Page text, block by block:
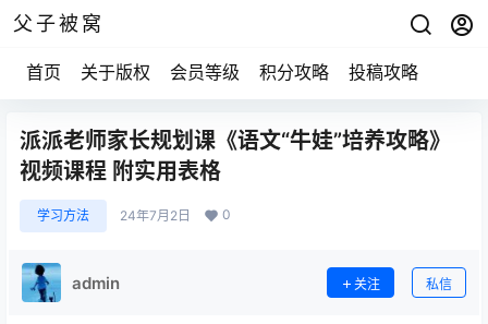
父子被窝
首页 关于版权 会员等级 积分攻略 投稿攻略
派派老师家长规划课《语文“牛娃”培养攻略》
视频课程 附实用表格
学习方法 24年7月2日 0
admin 关注 私信